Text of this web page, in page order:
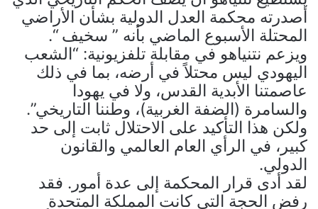
أصدرته محكمة العدل الدولية بشأن الأراضي
المحتلة الأسبوع الماضي بأنه ” سخيف “.
ويزعم نتنياهو في مقابلة تلفزيونية: “الشعب
اليهودي ليس محتلاً في أرضه، بما في ذلك
عاصمتنا الأبدية القدس، ولا في يهودا
والسامرة (الضفة الغربية)، وطننا التاريخي”.
ولكن هذا التأكيد على الاحتلال ثابت إلى حد
كبير، في الرأي العام العالمي والقانون
الدولي.
لقد أدى قرار المحكمة إلى عدة أمور. فقد
رفض الحجة التي كانت المملكة المتحدة